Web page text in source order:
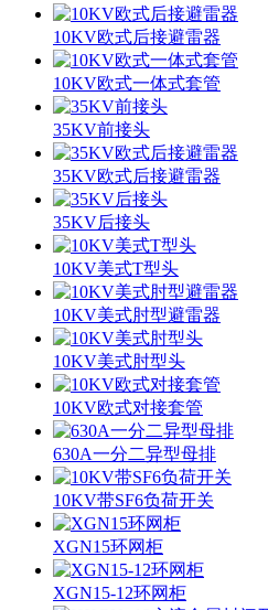
10KV欧式后接避雷器
10KV欧式一体式套管
35KV前接头
35KV欧式后接避雷器
35KV后接头
10KV美式T型头
10KV美式肘型避雷器
10KV美式肘型头
10KV欧式对接套管
630A一分二异型母排
10KV带SF6负荷开关
XGN15环网柜
XGN15-12环网柜